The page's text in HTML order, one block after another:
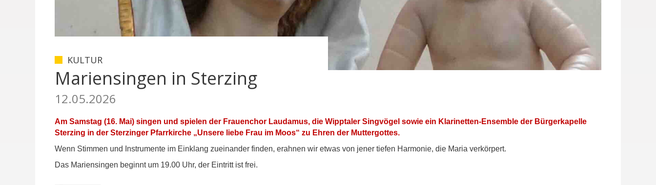
KULTUR
Mariensingen in Sterzing
12.05.2026
Am Samstag (16. Mai) singen und spielen der Frauenchor Laudamus, die Wipptaler Singvögel sowie ein Klarinetten-Ensemble der Bürgerkapelle
Sterzing in der Sterzinger Pfarrkirche „Unsere liebe Frau im Moos“ zu Ehren der Muttergottes.
Wenn Stimmen und Instrumente im Einklang zueinander finden, erahnen wir etwas von jener tiefen Harmonie, die Maria verkörpert.
Das Mariensingen beginnt um 19.00 Uhr, der Eintritt ist frei.